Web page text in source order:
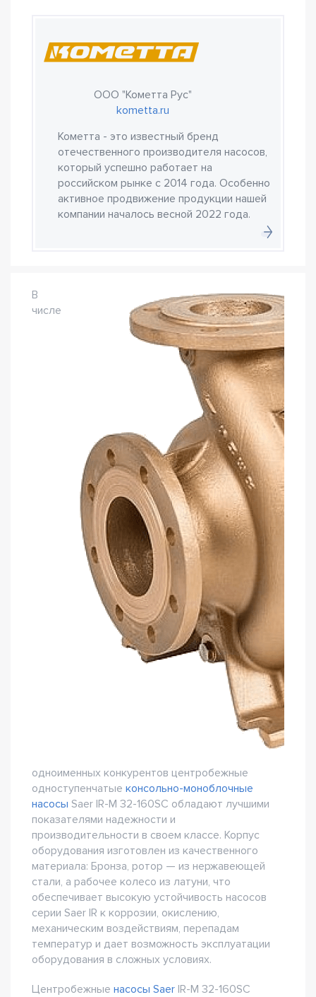
ООО "Кометта Рус"
kometta.ru
Кометта - это известный бренд
отечественного производителя насосов,
который успешно работает на
российском рынке с 2014 года. Особенно
активное продвижение продукции нашей
компании началось весной 2022 года.
В
числе
одноименных конкурентов центробежные
одноступенчатые консольно-моноблочные
насосы Saer IR-M 32-160SC обладают лучшими
показателями надежности и
производительности в своем классе. Корпус
оборудования изготовлен из качественного
материала: Бронза, ротор — из нержавеющей
стали, а рабочее колесо из латуни, что
обеспечивает высокую устойчивость насосов
серии Saer IR к коррозии, окислению,
механическим воздействиям, перепадам
температур и дает возможность эксплуатации
оборудования в сложных условиях.
Центробежные насосы Saer IR-M 32-160SC